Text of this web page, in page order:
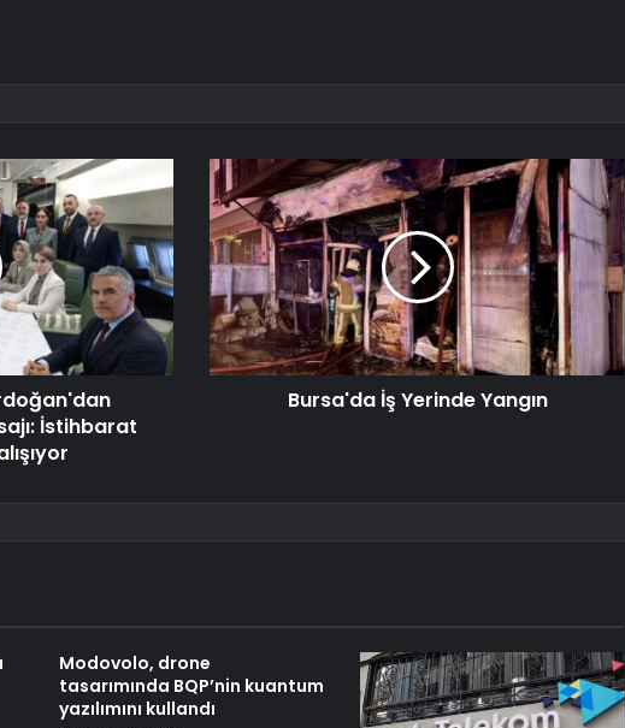
İstihbarat
Bursa'da İş Yerinde Yangın
Modovolo, drone
tasarımında BQP’nin kuantum
yazılımını kullandı